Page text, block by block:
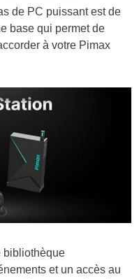
de PC puissant est de
base qui permet de
à votre Pimax
bibliothèque
et un accès au